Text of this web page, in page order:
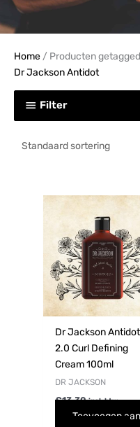
Home / Producten
Dr Jackson Antidot
Filter
Dr Jackson Antidot
2.0 Curl Defining
Cream 100ml
DR JACKSON
€13,30 incl. btw
Toevoegen aan